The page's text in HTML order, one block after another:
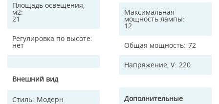
Площадь освещения,
м2
21
Регулировка по высоте
нет
Внешний вид
Стиль Модерн
Максимальная
мощность лампы
12
Общая мощность 72
Напряжение, V 220
Дополнительные